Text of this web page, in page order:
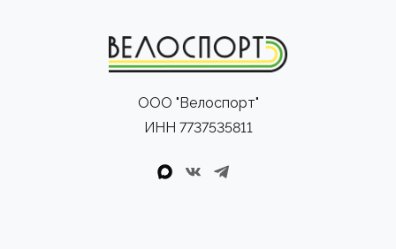
ООО "Велоспорт"
ИНН 7737535811